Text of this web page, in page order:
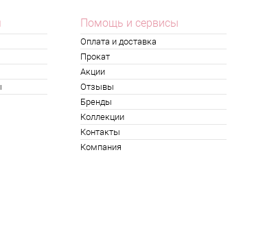
Помощь и сервисы
Оплата и доставка
Прокат
Акции
Отзывы
Бренды
Коллекции
Контакты
Компания